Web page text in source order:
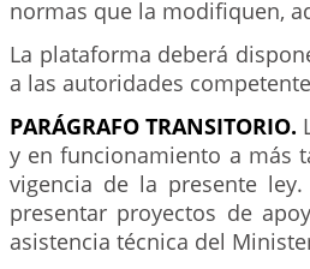
normas que la modifiquen,
La plataforma deberá
a las autoridades
PARÁGRAFO TRANSITORIO.
y en funcionamiento a más
vigencia de la presente
presentar proyectos de
asistencia técnica del